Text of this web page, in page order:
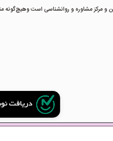
مشاوره و روانشناسی است وهیچ‌گونه